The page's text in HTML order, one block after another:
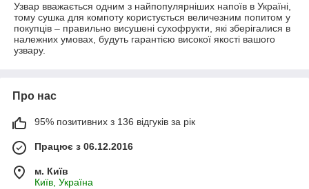
Узвар вважається одним з найпопулярніших напоїв в Україні,
тому сушка для компоту користується величезним попитом у
покупців – правильно висушені сухофрукти, які зберігалися в
належних умовах, будуть гарантією високої якості вашого
узвару.
Про нас
95% позитивних з 136 відгуків за рік
Працює з 06.12.2016
м. Київ
Київ, Україна